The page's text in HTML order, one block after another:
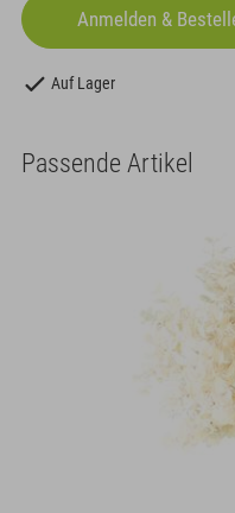
Auf Lager
Passende Artikel